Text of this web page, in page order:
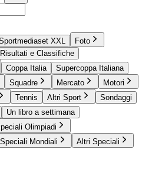
XXL
Foto
Risultati e Classifiche
Coppa Italia
Supercoppa Italiana
Squadre Mercato
Motori
Tennis Altri Sport
Sondaggi
Un libro a settimana
Olimpiadi
Speciali Mondiali Altri Speciali